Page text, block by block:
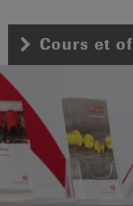
Cours et